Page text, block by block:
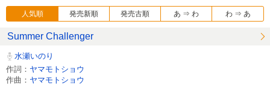
人気順 発売新順 発売古順 あ ⇒ わ わ ⇒ あ
Summer Challenger
水瀬いのり
作詞： ヤマモトショウ
作曲： ヤマモトショウ